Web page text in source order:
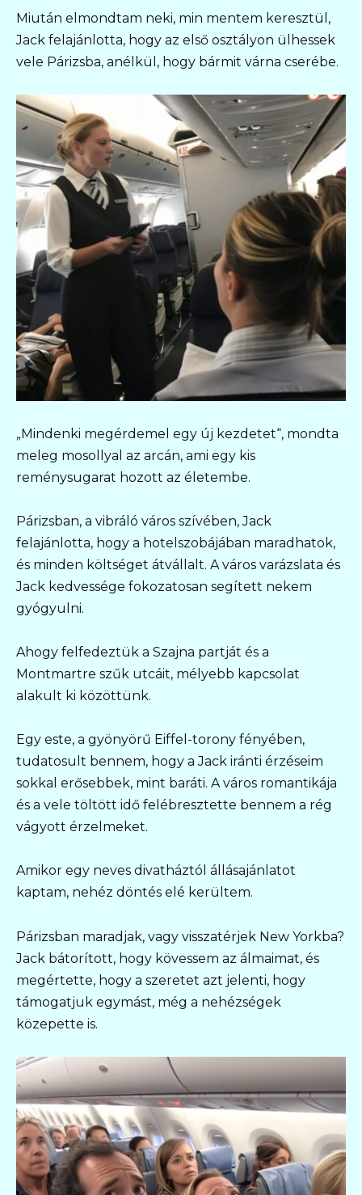
Miután elmondtam neki, min mentem keresztül,
Jack felajánlotta, hogy az első osztályon ülhessek
vele Párizsba, anélkül, hogy bármit várna cserébe.
„Mindenki megérdemel egy új kezdetet“, mondta
meleg mosollyal az arcán, ami egy kis
reménysugarat hozott az életembe.
Párizsban, a vibráló város szívében, Jack
felajánlotta, hogy a hotelszobájában maradhatok,
és minden költséget átvállalt. A város varázslata és
Jack kedvessége fokozatosan segített nekem
gyógyulni.
Ahogy felfedeztük a Szajna partját és a
Montmartre szűk utcáit, mélyebb kapcsolat
alakult ki közöttünk.
Egy este, a gyönyörű Eiffel-torony fényében,
tudatosult bennem, hogy a Jack iránti érzéseim
sokkal erősebbek, mint baráti. A város romantikája
és a vele töltött idő felébresztette bennem a rég
vágyott érzelmeket.
Amikor egy neves divatháztól állásajánlatot
kaptam, nehéz döntés elé kerültem.
Párizsban maradjak, vagy visszatérjek New Yorkba?
Jack bátorított, hogy kövessem az álmaimat, és
megértette, hogy a szeretet azt jelenti, hogy
támogatjuk egymást, még a nehézségek
közepette is.